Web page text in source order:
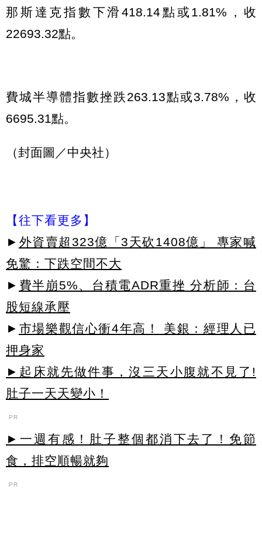
那斯達克指數下滑418.14點或1.81%，收
22693.32點。
費城半導體指數挫跌263.13點或3.78%，收
6695.31點。
（封面圖／中央社）
【往下看更多】
► 外資賣超323億「3天砍1408億」 專家喊
免驚：下跌空間不大
► 費半崩5%、台積電ADR重挫 分析師：台
股短線承壓
► 市場樂觀信心衝4年高！ 美銀：經理人已
押身家
►起床就先做件事，沒三天小腹就不見了!
肚子一天天變小！
PR
►一週有感！肚子整個都消下去了！免節
食，排空順暢就夠
PR